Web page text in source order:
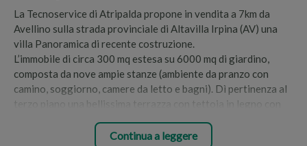
La Tecnoservice di Atripalda propone in vendita a 7km da
Avellino sulla strada provinciale di Altavilla Irpina (AV) una
villa Panoramica di recente costruzione.
L’immobile di circa 300 mq estesa su 6000 mq di giardino,
composta da nove ampie stanze (ambiente da pranzo con
camino, soggiorno, camere da letto e bagni). Dì pertinenza al
terzo piano una bellissima terrazza con tettoia in legno con
definita in legno e pietra, cantina per vini e oli, tavernetta in
Continua a leggere